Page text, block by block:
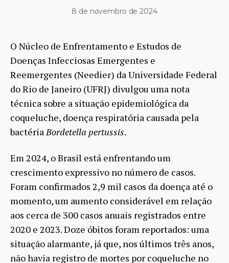
8 de novembro de 2024
O Núcleo de Enfrentamento e Estudos de
Doenças Infecciosas Emergentes e
Reemergentes (Needier) da Universidade Federal
do Rio de Janeiro (UFRJ) divulgou uma nota
técnica sobre a situação epidemiológica da
coqueluche, doença respiratória causada pela
bactériaBordetella pertussis.
Em 2024, o Brasil está enfrentando um
crescimento expressivo no número de casos.
Foram confirmados 2,9 mil casos da doença até o
momento, um aumento considerável em relação
aos cerca de 300 casos anuais registrados entre
2020 e 2023. Doze óbitos foram reportados: uma
situação alarmante, já que, nos últimos três anos,
não havia registro de mortes por coqueluche no